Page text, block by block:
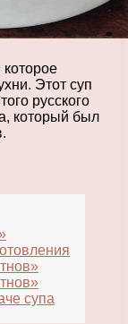
Этот суп
русского
который был
супа